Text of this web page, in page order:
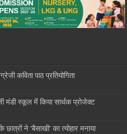
कविता पाठ प्रतियोगिता
स्कूल में किया सार्थक प्रोजेक्ट
ने ‘बैसाखी’ का त्योहार मनाया